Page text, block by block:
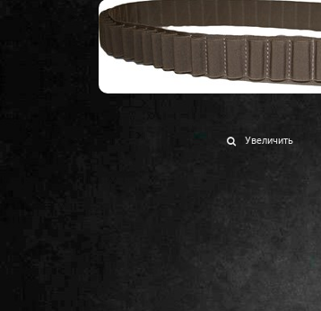
Увеличить